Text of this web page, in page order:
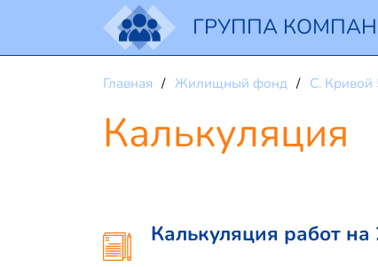
ГРУППА
Главная Жилищный фонд С. Кривой
Калькуляция
Калькуляция работ на